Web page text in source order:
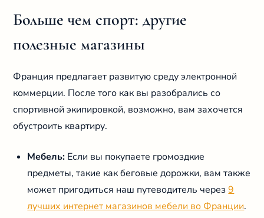
Больше чем спорт: другие
полезные магазины
Франция предлагает развитую среду электронной
коммерции. После того как вы разобрались со
спортивной экипировкой, возможно, вам захочется
обустроить квартиру.
Мебель: Если вы покупаете громоздкие
предметы, такие как беговые дорожки, вам также
может пригодиться наш путеводитель через9
лучших интернет магазинов мебели во Франции.